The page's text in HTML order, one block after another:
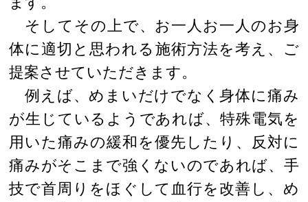
そしてその上で、お一人お一人のお身
体に適切と思われる施術方法を考え、ご
提案させていただきます。
例えば、めまいだけでなく身体に痛み
が生じているようであれば、特殊電気を
用いた痛みの緩和を優先したり、反対に
痛みがそこまで強くないのであれば、手
技で首周りをほぐして血行を改善し、め